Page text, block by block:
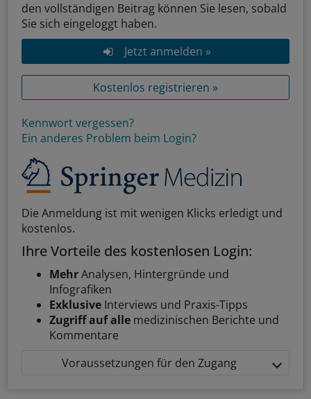
den vollständigen Beitrag können Sie lesen, sobald
Sie sich eingeloggt haben.
Jetzt anmelden »
Kostenlos registrieren »
Kennwort vergessen?
Ein anderes Problem beim Login?
Die Anmeldung ist mit wenigen Klicks erledigt und
kostenlos.
Ihre Vorteile des kostenlosen Login:
MehrAnalysen, Hintergründe und
Infografiken
Exklusive Interviews und Praxis-Tipps
Zugriff auf alle medizinischen Berichte und
Kommentare
Voraussetzungen für den Zugang